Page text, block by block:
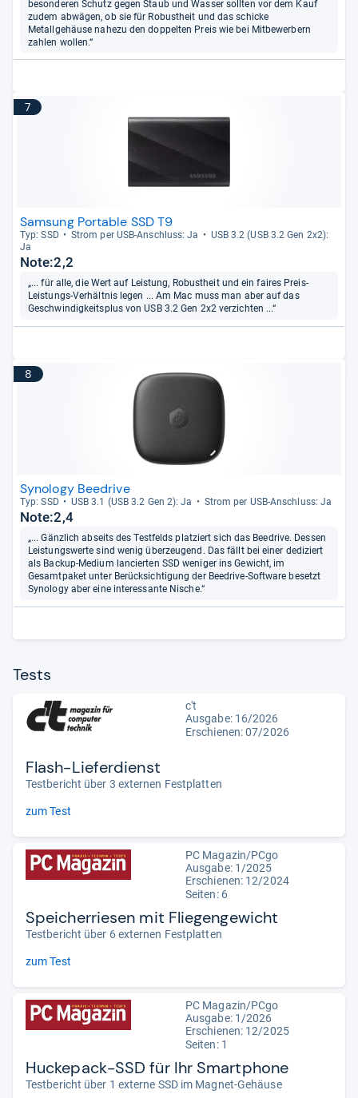
besonderen Schutz gegen Staub und Wasser sollten vor dem Kauf
zudem abwägen, ob sie für Robustheit und das schicke
Metallgehäuse nahezu den doppelten Preis wie bei Mitbewerbern
zahlen wollen.“
7
Samsung Portable SSD T9
Typ: SSD Strom per USB-​Anschluss: Ja
USB 3.2 (USB 3.2 Gen 2x2):
Ja
Note:2,2
„... für alle, die Wert auf Leistung, Robustheit und ein faires Preis-
Leistungs-Verhältnis legen ... Am Mac muss man aber auf das
Geschwindigkeitsplus von USB 3.2 Gen 2x2 verzichten ...“
8
Synology Beedrive
Typ: SSD USB 3.1 (USB 3.2 Gen 2): Ja Strom per USB-​Anschluss: Ja
Note:2,4
„... Gänzlich abseits des Testfelds platziert sich das Beedrive. Dessen
Leistungswerte sind wenig überzeugend. Das fällt bei einer dediziert
als Backup-Medium lancierten SSD weniger ins Gewicht, im
Gesamtpaket unter Berücksichtigung der Beedrive-Software besetzt
Synology aber eine interessante Nische.“
Tests
c't
Ausgabe: 16/2026
Erschienen:07/2026
Flash-Lieferdienst
Testbericht über 3 externen Festplatten
zum Test
PC Magazin/PCgo
Ausgabe: 1/2025
Erschienen: 12/2024
Seiten: 6
Speicherriesen mit Fliegengewicht
Testbericht über 6 externen Festplatten
zum Test
PC Magazin/PCgo
Ausgabe: 1/2026
Erschienen: 12/2025
Seiten: 1
Huckepack-SSD für Ihr Smartphone
Testbericht über 1 externe SSD im Magnet-Gehäuse